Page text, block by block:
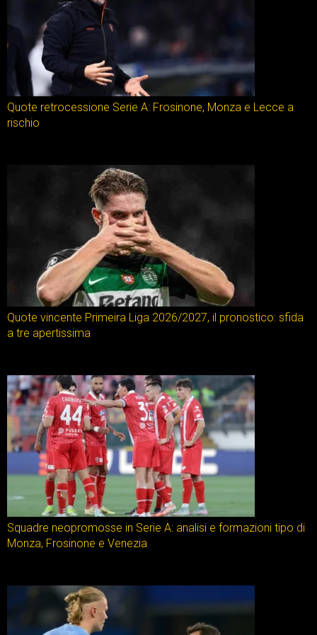
Quote retrocessione Serie A: Frosinone, Monza e Lecce a
rischio
Quote vincente Primeira Liga 2026/2027, il pronostico: sfida
a tre apertissima
Squadre neopromosse in Serie A: analisi e formazioni tipo di
Monza, Frosinone e Venezia